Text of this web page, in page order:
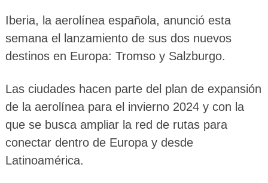
Iberia, la aerolínea española, anunció esta
semana el lanzamiento de sus dos nuevos
destinos en Europa: Tromso y Salzburgo.
Las ciudades hacen parte del plan de expansión
de la aerolínea para el invierno 2024 y con la
que se busca ampliar la red de rutas para
conectar dentro de Europa y desde
Latinoamérica.